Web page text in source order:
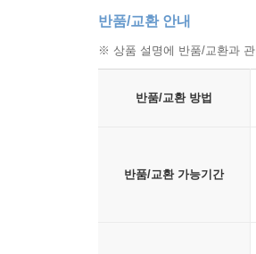
반품/교환 안내
※ 상품 설명에 반품/교환과
반품/교환 방법
반품/교환 가능기간